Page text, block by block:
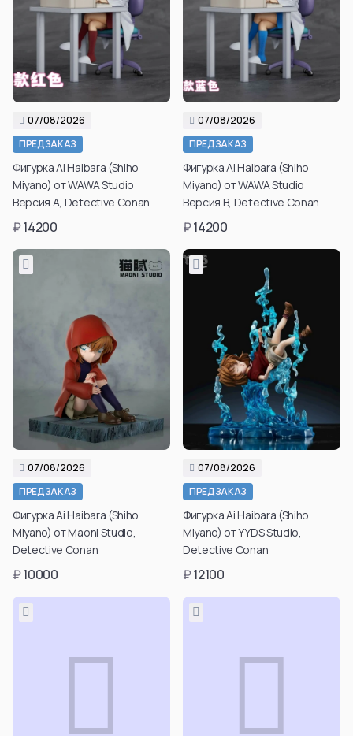
07/08/2026
ПРЕДЗАКАЗ
Фигурка Ai Haibara (Shiho
Miyano) от WAWA Studio
Версия A, Detective Conan
₽14200
07/08/2026
ПРЕДЗАКАЗ
Фигурка Ai Haibara (Shiho
Miyano) от WAWA Studio
Версия B, Detective Conan
₽14200
07/08/2026
ПРЕДЗАКАЗ
Фигурка Ai Haibara (Shiho
Miyano) от Maoni Studio,
Detective Conan
₽10000
07/08/2026
ПРЕДЗАКАЗ
Фигурка Ai Haibara (Shiho
Miyano) от YYDS Studio,
Detective Conan
₽12100